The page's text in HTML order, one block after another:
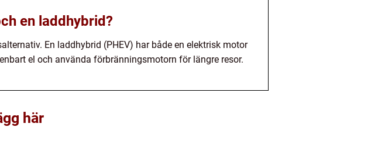
en laddhybrid?
En laddhybrid (PHEV) har både en elektrisk motor
el och använda förbränningsmotorn för längre resor.
här